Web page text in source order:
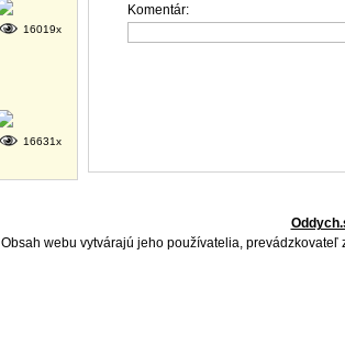
16019x
16631x
Komentár:
Obsah webu vytvárajú jeho používatelia,